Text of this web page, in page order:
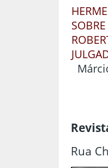
Rua